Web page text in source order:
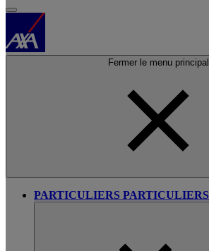
Fermer le menu principal
PARTICULIERS PARTICULIERS